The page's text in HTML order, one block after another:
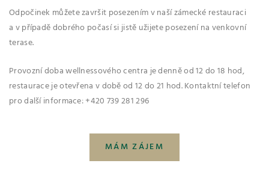
Odpočinek můžete završit posezením v naší zámecké restauraci
a v případě dobrého počasí si jistě užijete posezení na venkovní
terase.
Provozní doba wellnessového centra je denně od 12 do 18 hod,
restaurace je otevřena v době od 12 do 21 hod. Kontaktní telefon
pro další informace: +420 739 281 296
MÁM ZÁJEM